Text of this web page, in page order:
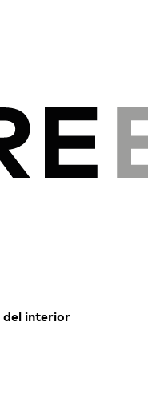
del interior